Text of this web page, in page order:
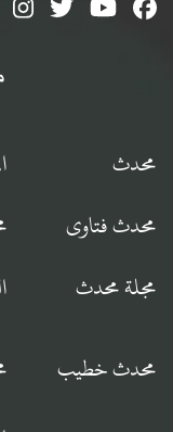
محدث
محدث فتاوى
مجلة محدث
محدث خطيب